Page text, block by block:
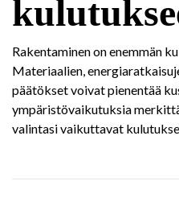
Rakentaminen on enemmän
Materiaalien,
päätökset voivat pienentää
ympäristövaikutuksia
valintasi vaikuttavat